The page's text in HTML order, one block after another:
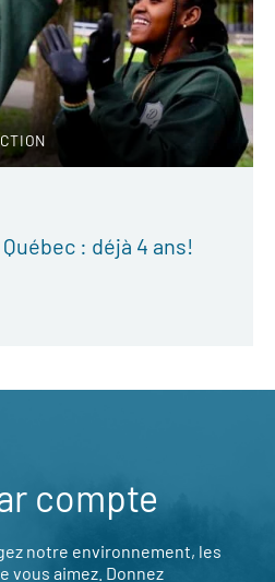
: déjà 4 ans!
compte
notre environnement, les
vous aimez. Donnez